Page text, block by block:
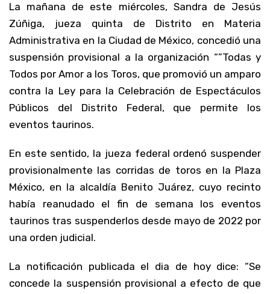
La mañana de este miércoles, Sandra de Jesús
Zúñiga, jueza quinta de Distrito en Materia
Administrativa en la Ciudad de México, concedió una
suspensión provisional a la organización “”Todas y
Todos por Amor a los Toros, que promovió un amparo
contra la Ley para la Celebración de Espectáculos
Públicos del Distrito Federal, que permite los
eventos taurinos.
En este sentido, la jueza federal ordenó suspender
provisionalmente las corridas de toros en la Plaza
México, en la alcaldía Benito Juárez, cuyo recinto
había reanudado el fin de semana los eventos
taurinos tras suspenderlos desde mayo de 2022 por
una orden judicial.
La notificación publicada el dia de hoy dice: “Se
concede la suspensión provisional a efecto de que